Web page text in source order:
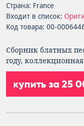
Страна: France
Входит в список:
Код товара: 00-
Сборник блатных
году,
купить за 25